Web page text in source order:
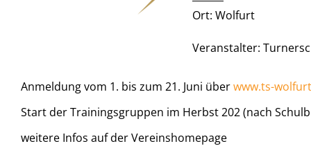
Ort: Wolfurt
Veranstalter:
Anmeldung vom 1. bis zum 21. Juni überwww.ts-
Start der Trainingsgruppen im Herbst 202 (nach
weitere Infos auf der Vereinshomepage